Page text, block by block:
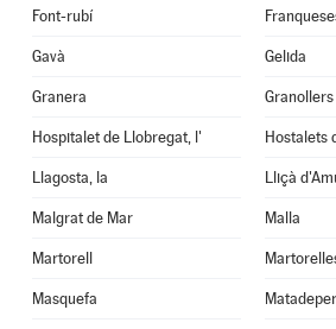
Font-rubí
Gavà Gelida
Granera Granollers
Hospitalet de Llobregat, l' Hostalets
Llagosta, la Lliçà
Malgrat de Mar Malla
Martorell
Masquefa